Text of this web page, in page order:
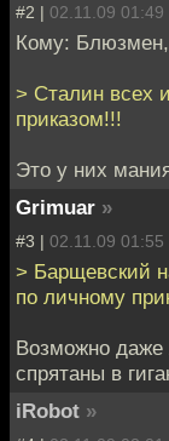
#2 | 02.11.09 01:49
Кому: Блюзмен,
> Сталин всех
приказом!!!
Это у них
Grimuar »
#3 | 02.11.09 01:55
> Барщевский
по личному
Возможно даже
спрятаны в
iRobot »